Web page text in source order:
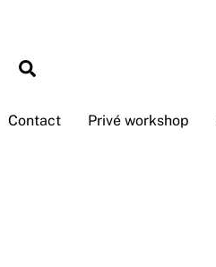
Contact Privé workshop